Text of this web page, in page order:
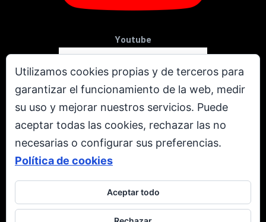
Utilizamos cookies propias y de terceros para
garantizar el funcionamiento de la web, medir
su uso y mejorar nuestros servicios. Puede
aceptar todas las cookies, rechazar las no
necesarias o configurar sus preferencias.
Política de cookies
Aceptar todo
Youtube
X